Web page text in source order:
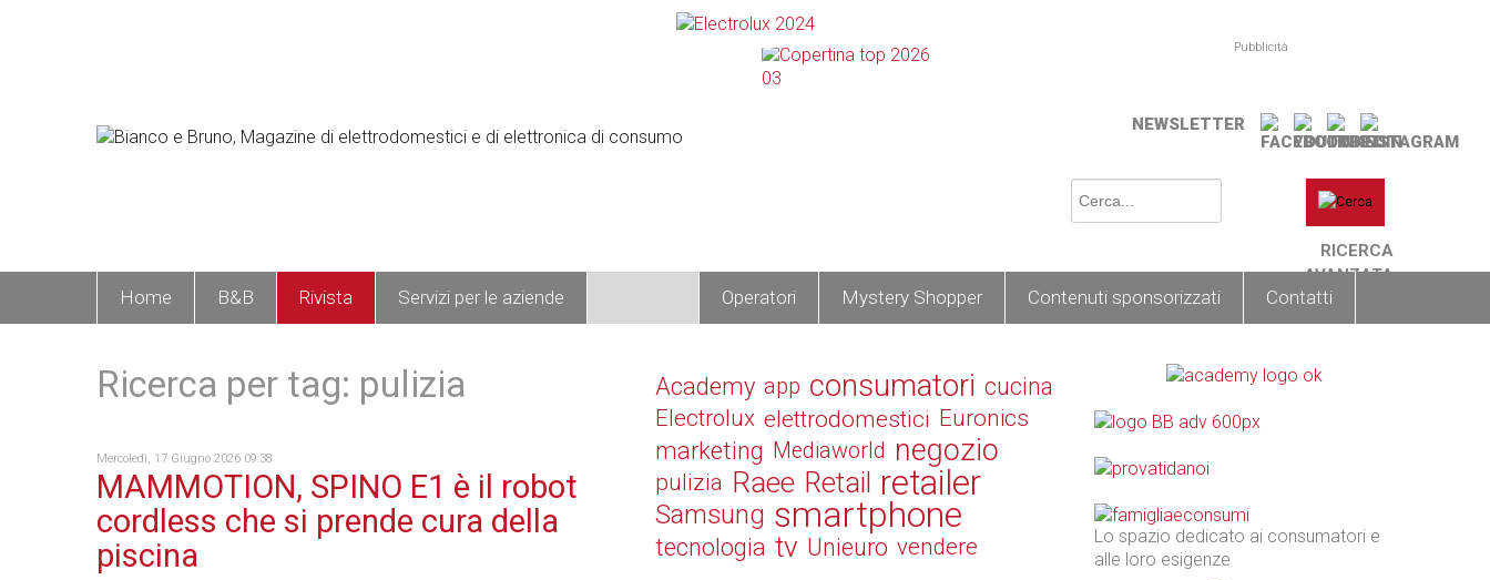
Pubblicità
NEWSLETTER
RICERCA
AVANZATA
Home B&B Rivista Servizi per le aziende Operatori Mystery Shopper Contenuti sponsorizzati Contatti
Ricerca per tag: pulizia
Mercoledì, 17 Giugno 2026 09:38
MAMMOTION, SPINO E1 è il robot
cordless che si prende cura della
piscina
Academy app consumatori cucina
Electrolux elettrodomestici Euronics
marketing Mediaworld negozio
pulizia Raee Retail retailer
Samsung smartphone
tecnologia tv Unieuro vendere
Lo spazio dedicato ai consumatori e
alle loro esigenze